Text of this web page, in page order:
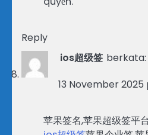
Reply
ios超级签 berkata:
13 November 2025
苹果签名,苹果超级签平